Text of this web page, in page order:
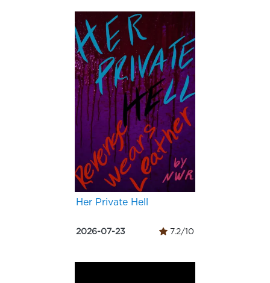
Her Private Hell
2026-07-23 7.2/10